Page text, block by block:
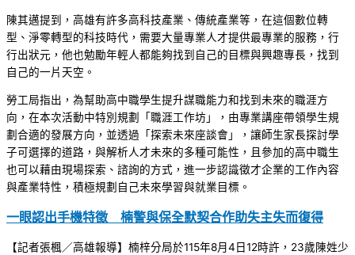
陳其邁提到，高雄有許多高科技產業、傳統產業等，在這個數位轉
型、淨零轉型的科技時代，需要大量專業人才提供最專業的服務，行
行出狀元，他也勉勵年輕人都能夠找到自己的目標與興趣專長，找到
自己的一片天空。
勞工局指出，為幫助高中職學生提升謀職能力和找到未來的職涯方
向，在本次活動中特別規劃「職涯工作坊」，由專業講座帶領學生規
劃合適的發展方向，並透過「探索未來座談會」，讓師生家長探討學
子可選擇的道路，與解析人才未來的多種可能性，且參加的高中職生
也可以藉由現場探索、諮詢的方式，進一步認識徵才企業的工作內容
與產業特性，積極規劃自己未來學習與就業目標。
一眼認出手機特徵 楠警與保全默契合作助失主失而復得
【記者張楓／高雄報導】楠梓分局於115年8月4日12時許，23歲陳姓少